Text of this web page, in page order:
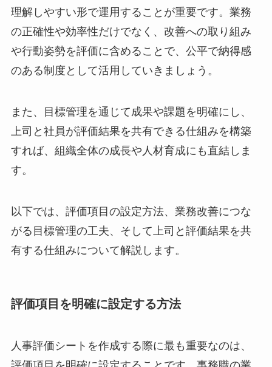
理解しやすい形で運用することが重要です。業務
の正確性や効率性だけでなく、改善への取り組み
や行動姿勢を評価に含めることで、公平で納得感
のある制度として活用していきましょう。
また、目標管理を通じて成果や課題を明確にし、
上司と社員が評価結果を共有できる仕組みを構築
すれば、組織全体の成長や人材育成にも直結しま
す。
以下では、評価項目の設定方法、業務改善につな
がる目標管理の工夫、そして上司と評価結果を共
有する仕組みについて解説します。
評価項目を明確に設定する方法
人事評価シートを作成する際に最も重要なのは、